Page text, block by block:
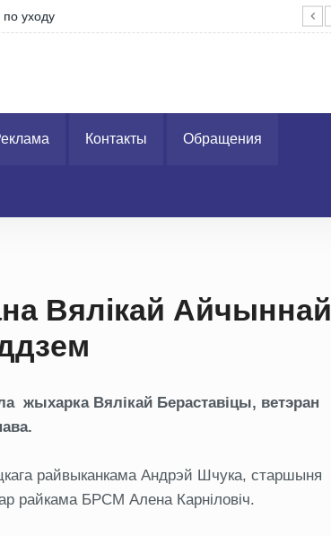
Контакты Обращения
Вялікай Айчыннай
жыхарка Вялікай Бераставіцы, ветэран
райвыканкама Андрэй Шчука, старшыня
райкама БРСМ Алена Карніловіч.